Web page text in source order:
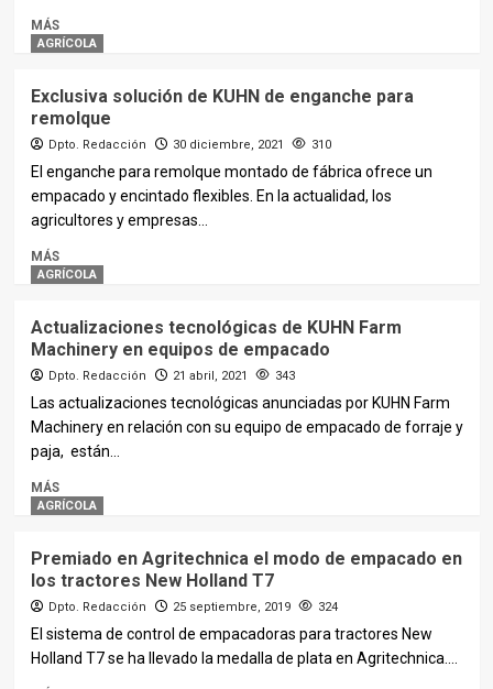
MÁS
AGRÍCOLA
Exclusiva solución de KUHN de enganche para
remolque
Dpto. Redacción 30 diciembre, 2021 310
El enganche para remolque montado de fábrica ofrece un
empacado y encintado flexibles. En la actualidad, los
agricultores y empresas...
MÁS
AGRÍCOLA
Actualizaciones tecnológicas de KUHN Farm
Machinery en equipos de empacado
Dpto. Redacción 21 abril, 2021 343
Las actualizaciones tecnológicas anunciadas por KUHN Farm
Machinery en relación con su equipo de empacado de forraje y
paja, están...
MÁS
AGRÍCOLA
Premiado en Agritechnica el modo de empacado en
los tractores New Holland T7
Dpto. Redacción 25 septiembre, 2019 324
El sistema de control de empacadoras para tractores New
Holland T7 se ha llevado la medalla de plata en Agritechnica....